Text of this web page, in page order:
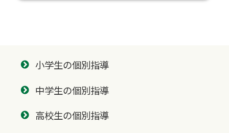
小学生の個別指導
中学生の個別指導
高校生の個別指導